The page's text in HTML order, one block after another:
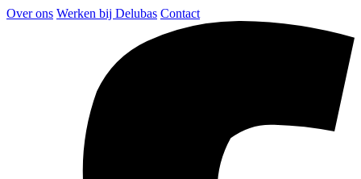
Over ons Werken bij Delubas Contact